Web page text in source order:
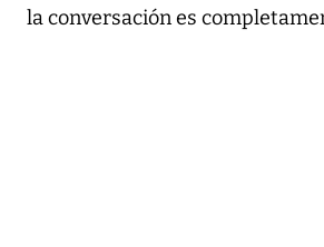
la conversación es